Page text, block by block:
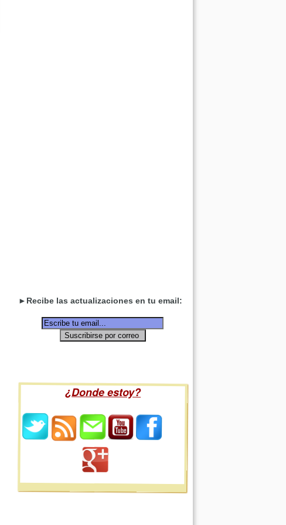
►Recibe las actualizaciones en tu email:
¿Donde estoy?